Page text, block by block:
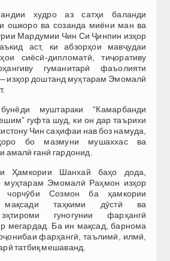
худро аз сатҳи баланди
ошкоро ва созанда миёни ман ва
Мардумии Чин Си Ҷинпин изҳор
аст, ки абзорҳои мавҷудаи
сиёсӣ-дипломатӣ, тиҷоративу
гуманитарӣ фаъолияти
изҳор доштанд муҳтарам Эмомалӣ
муштараки “Камарбанди
гуфта шуд, ки он дар таърихи
Чин саҳифаи нав боз намуда,
бо мазмуни мушаххас ва
амалӣ ғанӣ гардонид.
Ҳамкории Шанхай баҳо дода,
муҳтарам Эмомалӣ Раҳмон изҳор
Созмон ба ҳамкории
таҳкими дӯстӣ ва
гуногунии фарҳангӣ
мегардад. Ба ин мақсад, барнома
фарҳангӣ, таълимӣ, илмӣ,
татбиқ мешаванд.